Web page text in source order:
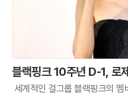
블랙핑크 10주년 D-1, 로
세계적인 걸그룹 블랙핑크의